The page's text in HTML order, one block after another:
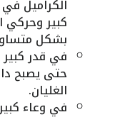
الكراميل
كبير وحركي
بشكل
في قدر
حتى يصبح
الغليان.
في وعاء